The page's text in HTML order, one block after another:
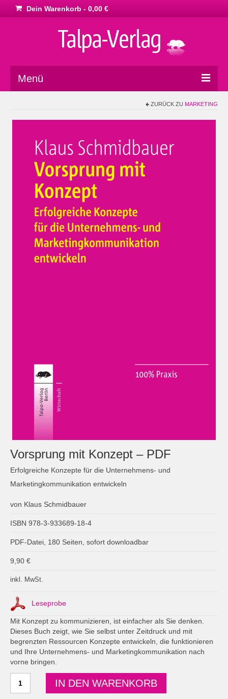
Dein Warenkorb - 0,00 €
Menü
Philosophie
Dies & Das
Impressum
AGB
Widerrufsrecht
Mein Account
ZURÜCK ZU MARKETING
Vorsprung mit Konzept – PDF
Erfolgreiche Konzepte für die Unternehmens- und
Marketingkommunikation entwickeln
von Klaus Schmidbauer
ISBN 978-3-933689-18-4
PDF-Datei, 180 Seiten, sofort downloadbar
9,90 €
inkl. MwSt.
Leseprobe
Mit Konzept zu kommunizieren, ist einfacher als Sie denken.
Dieses Buch zeigt, wie Sie selbst unter Zeitdruck und mit
begrenzten Ressourcen Konzepte entwickeln, die funktionieren
und Ihre Unternehmens- und Marketingkommunikation nach
vorne bringen.
mit
IN DEN WARENKORB